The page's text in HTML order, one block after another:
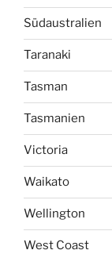
Südaustralien
Taranaki
Tasman
Tasmanien
Victoria
Waikato
Wellington
West Coast